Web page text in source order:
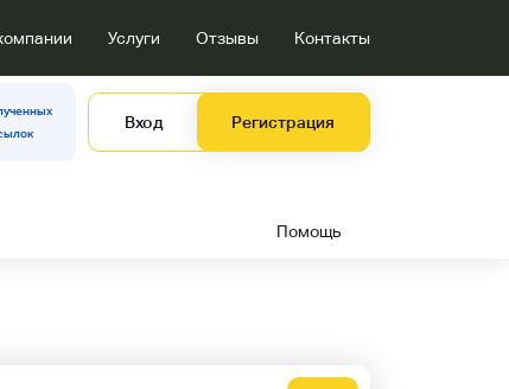
Услуги Отзывы Контакты
Вход Регистрация
Помощь